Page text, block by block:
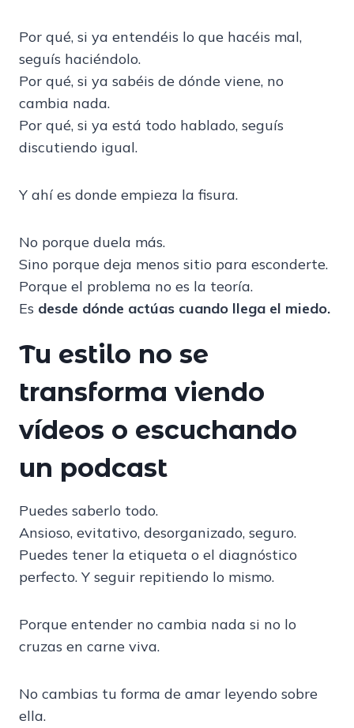
Por qué, si ya entendéis lo que hacéis mal,
seguís haciéndolo.
Por qué, si ya sabéis de dónde viene, no
cambia nada.
Por qué, si ya está todo hablado, seguís
discutiendo igual.
Y ahí es donde empieza la fisura.
No porque duela más.
Sino porque deja menos sitio para esconderte.
Porque el problema no es la teoría.
Es desde dónde actúas cuando llega el miedo.
Tu estilo no se
transforma viendo
vídeos o escuchando
un podcast
Puedes saberlo todo.
Ansioso, evitativo, desorganizado, seguro.
Puedes tener la etiqueta o el diagnóstico
perfecto. Y seguir repitiendo lo mismo.
Porque entender no cambia nada si no lo
cruzas en carne viva.
No cambias tu forma de amar leyendo sobre
ella.